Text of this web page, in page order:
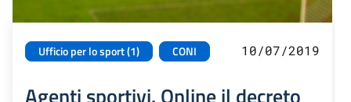
Ufficio per lo sport (1) CONI 10/07/2019